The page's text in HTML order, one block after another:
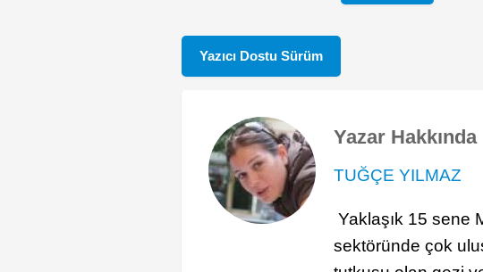
Yazıcı Dostu Sürüm
Yazar Hakkında
TUĞÇE YILMAZ
Yaklaşık 15 sene
sektöründe çok